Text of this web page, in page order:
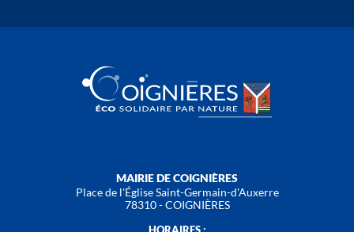
MAIRIE DE COIGNIÈRES
Place de l'Église Saint-Germain-d'Auxerre
78310 - COIGNIÈRES